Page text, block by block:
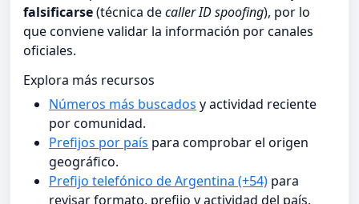
falsificarse(técnica decaller ID spoofing), por lo
que conviene validar la información por canales
oficiales.
Explora más recursos
Números más buscados y actividad reciente
por comunidad.
Prefijos por país para comprobar el origen
geográfico.
Prefijo telefónico de Argentina (+54) para
revisar formato, prefijo y actividad del país.